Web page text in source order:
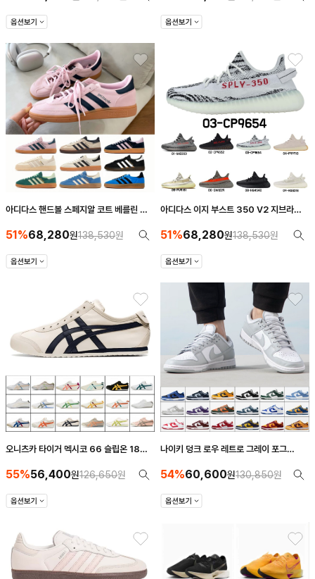
아디다스 핸드볼 스페지알 코트 베를린 버
라운
51%68,280원138,530원
아디다스 이지 부스트 350 V2 지브라
51%68,280원138,530원
오니츠카 타이거 멕시코 66 슬립온 18가
55%56,400원126,650원
나이키 덩크 로우 레트로 그레이 포그
54%60,600원130,850원